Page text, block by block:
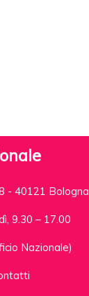
- 40121 Bologna
9.30 – 17.00
Nazionale)